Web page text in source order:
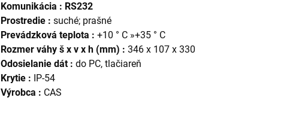
Komunikácia : RS232
Prostredie : suché; prašné
Prevádzková teplota : +10 ° C »+35 ° C
Rozmer váhy š x v x h (mm) : 346 x 107 x 330
Odosielanie dát : do PC, tlačiareň
Krytie : IP-54
Výrobca : CAS